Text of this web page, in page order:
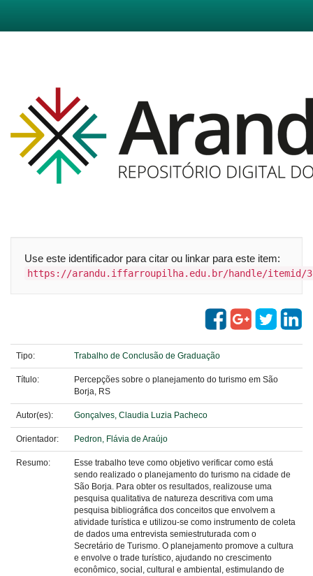
Use este identificador para citar ou linkar para este item:
https://arandu.iffarroupilha.edu.br/handle/itemid/
Tipo: Trabalho de Conclusão de Graduação
Título:
Percepções sobre o planejamento do turismo em São
Borja, RS
Autor(es): Gonçalves, Claudia Luzia Pacheco
Orientador: Pedron, Flávia de Araújo
Resumo:
Esse trabalho teve como objetivo verificar como está
sendo realizado o planejamento do turismo na cidade de
São Borja. Para obter os resultados, realizouse uma
pesquisa qualitativa de natureza descritiva com uma
pesquisa bibliográfica dos conceitos que envolvem a
atividade turística e utilizou-se como instrumento de coleta
de dados uma entrevista semiestruturada com o
Secretário de Turismo. O planejamento promove a cultura
e envolve o trade turístico, ajudando no crescimento
econômico, social, cultural e ambiental, estimulando de